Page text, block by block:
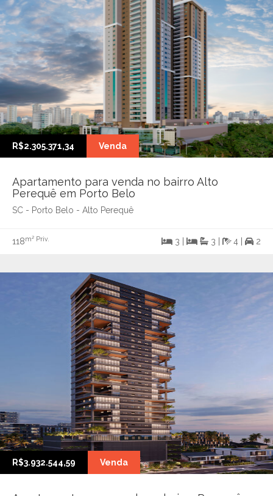
R$2.305.371,34 Venda
Apartamento para venda no bairro Alto
Perequê em Porto Belo
SC - Porto Belo - Alto Perequê
118m² Priv. 3 | 3 | 4 | 2
R$3.932.544,59 Venda